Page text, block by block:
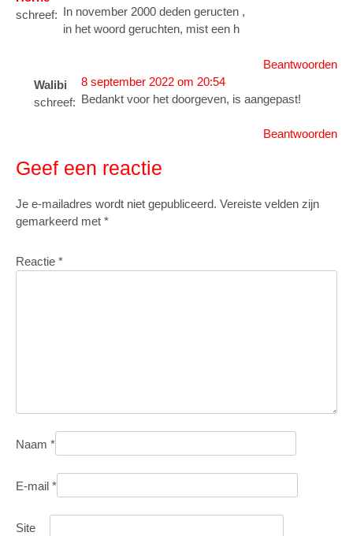
schreef: In november 2000 deden geructen ,
in het woord geruchten, mist een h
Beantwoorden
Walibi
schreef:
8 september 2022 om 20:54
Bedankt voor het doorgeven, is aangepast!
Beantwoorden
Geef een reactie
Je e-mailadres wordt niet gepubliceerd. Vereiste velden zijn
gemarkeerd met *
Reactie *
Naam *
E-mail *
Site